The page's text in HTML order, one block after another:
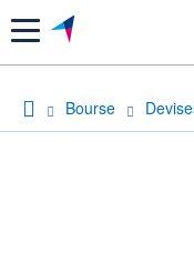
Menu
Bourse